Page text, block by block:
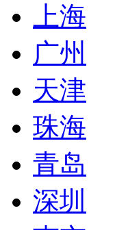
上海
广州
天津
珠海
青岛
深圳